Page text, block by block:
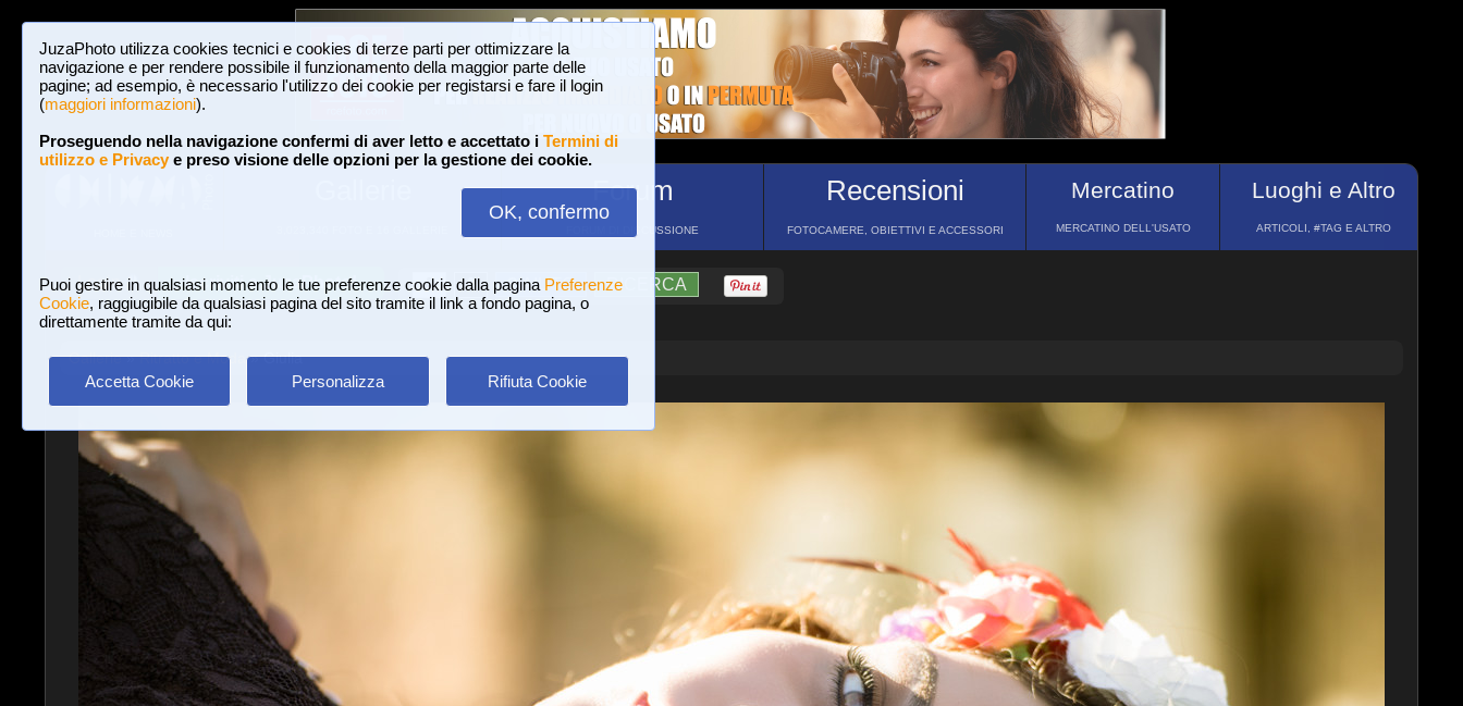
JuzaPhoto utilizza cookies tecnici e cookies di terze parti per ottimizzare la
navigazione e per rendere possibile il funzionamento della maggior parte delle
pagine; ad esempio, è necessario l'utilizzo dei cookie per registarsi e fare il login
(maggiori informazioni).
Proseguendo nella navigazione confermi di aver letto e accettato i Termini di
utilizzo e Privacye preso visione delle opzioni per la gestione dei cookie.
OK, confermo
Puoi gestire in qualsiasi momento le tue preferenze cookie dalla pagina Preferenze
Cookie, raggiugibile da qualsiasi pagina del sito tramite il link a fondo pagina, o
direttamente tramite da qui:
Accetta Cookie Personalizza Rifiuta Cookie
Forum
FORUM DI DISCUSSIONE
Recensioni
FOTOCAMERE, OBIETTIVI E ACCESSORI
Mercatino
MERCATINO DELL'USATO
Luoghi e Altro
ARTICOLI, #TAG E ALTRO
Login Iscriviti a JuzaPhoto! A A ?AIUTO RICERCA
Gallerie»Ritratto e Moda » Giulia